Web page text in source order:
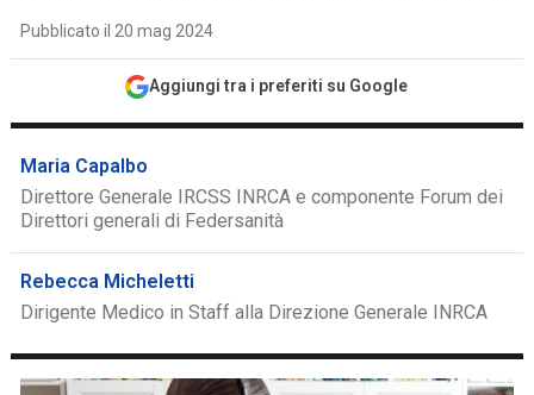
Pubblicato il 20 mag 2024
Aggiungi tra i preferiti su Google
Maria Capalbo
Direttore Generale IRCSS INRCA e componente Forum dei
Direttori generali di Federsanità
Rebecca Micheletti
Dirigente Medico in Staff alla Direzione Generale INRCA